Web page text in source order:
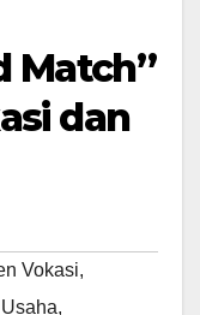
Match”
dan
Vokasi,
,